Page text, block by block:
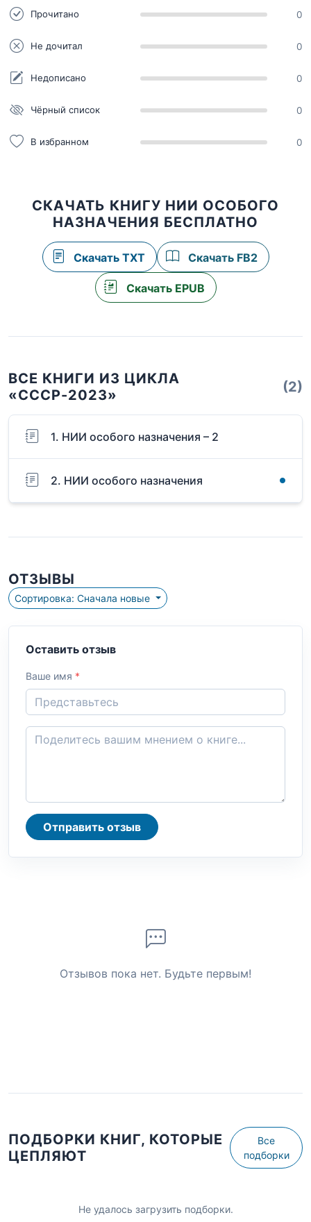
Прочитано 0
Не дочитал 0
Недописано 0
Чёрный список 0
В избранном 0
СКАЧАТЬ КНИГУ НИИ ОСОБОГО
НАЗНАЧЕНИЯ БЕСПЛАТНО
Скачать TXT Скачать FB2
Скачать EPUB
ВСЕ КНИГИ ИЗ ЦИКЛА
«СССР-2023»
(2)
1. НИИ особого назначения – 2
2. НИИ особого назначения
ОТЗЫВЫ
Сортировка: Сначала новые
Оставить отзыв
Ваше имя *
Отправить отзыв
Отзывов пока нет. Будьте первым!
ПОДБОРКИ КНИГ, КОТОРЫЕ
ЦЕПЛЯЮТ
Все
подборки
Не удалось загрузить подборки.